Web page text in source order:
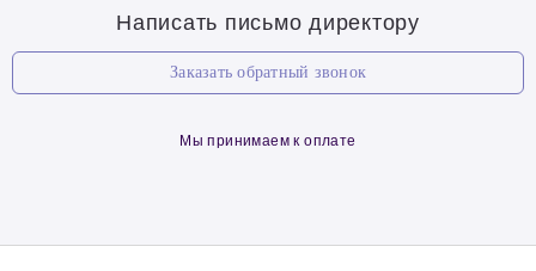
Написать письмо директору
Заказать обратный звонок
Мы принимаем к оплате